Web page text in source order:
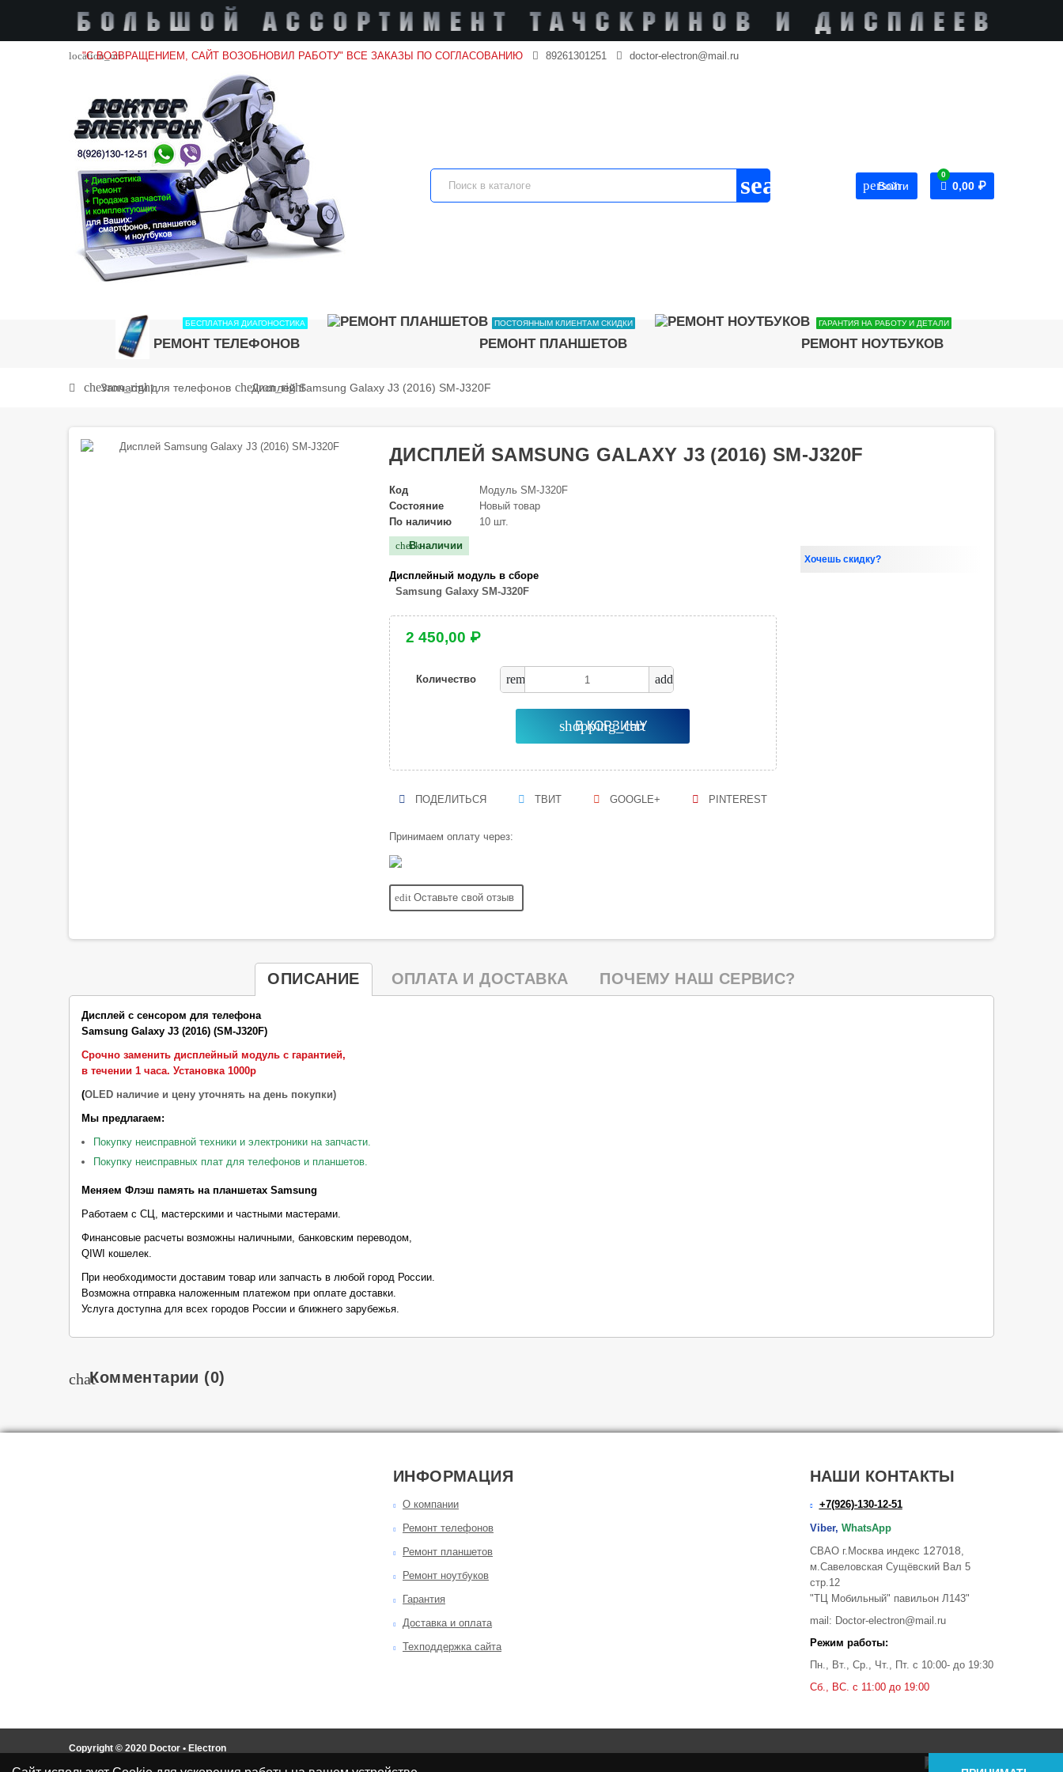
location_on
"С ВОЗВРАЩЕНИЕМ, САЙТ ВОЗОБНОВИЛ РАБОТУ" ВСЕ ЗАКАЗЫ ПО СОГЛАСОВАНИЮ 89261301251 doctor-electron@mail.ru
search person
Войти
0
0,00 ₽
РЕМОНТ ТЕЛЕФОНОВ
БЕСПЛАТНАЯ ДИАГОНОСТИКА
РЕМОНТ ПЛАНШЕТОВ
ПОСТОЯННЫМ КЛИЕНТАМ СКИДКИ
РЕМОНТ НОУТБУКОВ
ГАРАНТИЯ НА РАБОТУ И ДЕТАЛИ
chevron_right
Запчасти для телефонов chevron_right
Дисплей Samsung Galaxy J3 (2016) SM-J320F
ДИСПЛЕЙ SAMSUNG GALAXY J3 (2016) SM-J320F
Код
Модуль SM-J320F
Состояние
Новый товар
По наличию
10 шт.
check
В наличии
Дисплейный модуль в сборе
Samsung Galaxy SM-J320F
2 450,00 ₽
Количество remove add
shopping_cart
В КОРЗИНУ
ПОДЕЛИТЬСЯ ТВИТ GOOGLE+ PINTEREST
Принимаем оплату через:
edit Оставьте свой отзыв
Хочешь скидку?
ОПИСАНИЕ ОПЛАТА И ДОСТАВКА ПОЧЕМУ НАШ СЕРВИС?
Дисплей с сенсором для телефона
Samsung Galaxy J3 (2016) (SM-J320F)
Срочно заменить дисплейный модуль с гарантией,
в течении 1 часа. Установка 1000р
(OLED наличие и цену уточнять на день покупки)
Мы предлагаем:
Покупку неисправной техники и электроники на запчасти.
Покупку неисправных плат для телефонов и планшетов.
Меняем Флэш память на планшетах Samsung
Работаем с СЦ, мастерскими и частными мастерами.
Финансовые расчеты возможны наличными, банковским переводом,
QIWI кошелек.
При необходимости доставим товар или запчасть в любой город России.
Возможна отправка наложенным платежом при оплате доставки.
Услуга доступна для всех городов России и ближнего зарубежья.
chatКомментарии (0)
ИНФОРМАЦИЯ
О компании
Ремонт телефонов
Ремонт планшетов
Ремонт ноутбуков
Гарантия
Доставка и оплата
Техподдержка сайта
НАШИ КОНТАКТЫ
+7(926)-130-12-51
Viber, WhatsApp
СВАО г.Москва индекс 127018,
м.Савеловская Сущёвский Вал 5
стр.12
"ТЦ Мобильный" павильон Л143"
mail: Doctor-electron@mail.ru
Режим работы:
Пн., Вт., Ср., Чт., Пт. с 10:00- до 19:30
Сб., ВС. с 11:00 до 19:00
Copyright © 2020 Doctor • Electron